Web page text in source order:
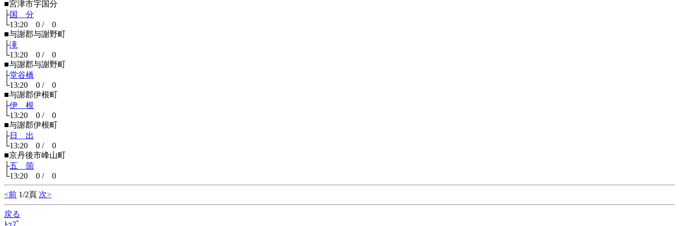
■宮津市字国分
├国 分
└13:20 0 / 0
■与謝郡与謝野町
├滝
└13:20 0 / 0
■与謝郡与謝野町
├堂谷橋
└13:20 0 / 0
■与謝郡伊根町
├伊 根
└13:20 0 / 0
■与謝郡伊根町
├日 出
└13:20 0 / 0
■京丹後市峰山町
├五 箇
└13:20 0 / 0
<前 1/2頁 次>
戻る
ﾄｯﾌﾟ